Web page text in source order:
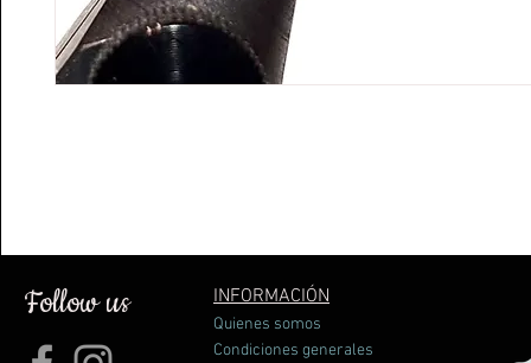
Follow us INFORMACIÓN
Quienes somos
Condiciones generales